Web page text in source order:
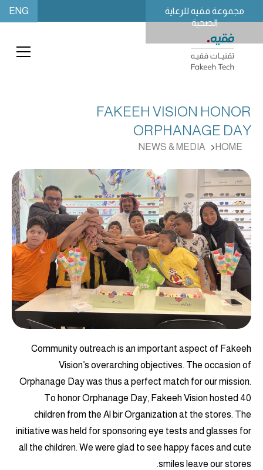
مجموعة فقيه للرعاية
الصحية
ENG
FAKEEH VISION HONOR
ORPHANAGE DAY
HOME
NEWS & MEDIA
Community outreach is an important aspect of Fakeeh
Vision’s overarching objectives. The occasion of
Orphanage Day was thus a perfect match for our mission.
To honor Orphanage Day, Fakeeh Vision hosted 40
children from the Al bir Organization at the stores. The
initiative was held for sponsoring eye tests and glasses for
all the children. We were glad to see happy faces and cute
smiles leave our stores.